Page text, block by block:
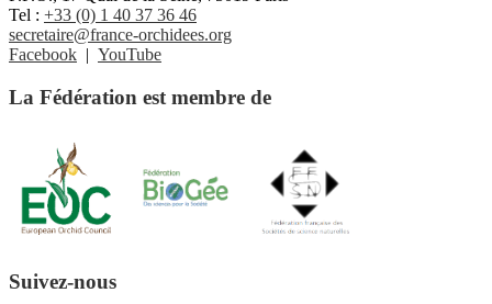
Tel : +33 (0) 1 40 37 36 46
secretaire@france-orchidees.org
Facebook | YouTube
La Fédération est membre de
Suivez-nous